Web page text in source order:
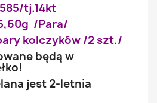
tj.14kt
/Para/
kolczyków /2 szt./
będą w
jest 2-letnia